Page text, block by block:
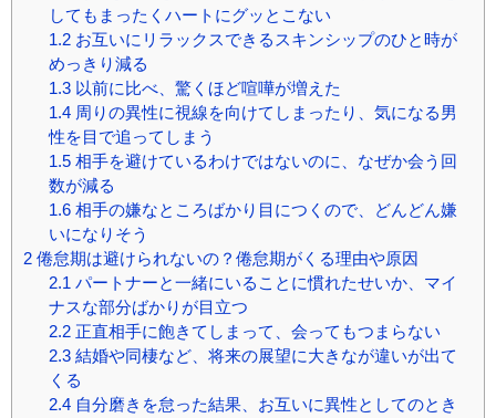
してもまったくハートにグッとこない
1.2お互いにリラックスできるスキンシップのひと時が
めっきり減る
1.3以前に比べ、驚くほど喧嘩が増えた
1.4周りの異性に視線を向けてしまったり、気になる男
性を目で追ってしまう
1.5相手を避けているわけではないのに、なぜか会う回
数が減る
1.6相手の嫌なところばかり目につくので、どんどん嫌
いになりそう
2 倦怠期は避けられないの？倦怠期がくる理由や原因
2.1 パートナーと一緒にいることに慣れたせいか、マイ
ナスな部分ばかりが目立つ
2.2正直相手に飽きてしまって、会ってもつまらない
2.3結婚や同棲など、将来の展望に大きなが違いが出て
くる
2.4自分磨きを怠った結果、お互いに異性としてのとき